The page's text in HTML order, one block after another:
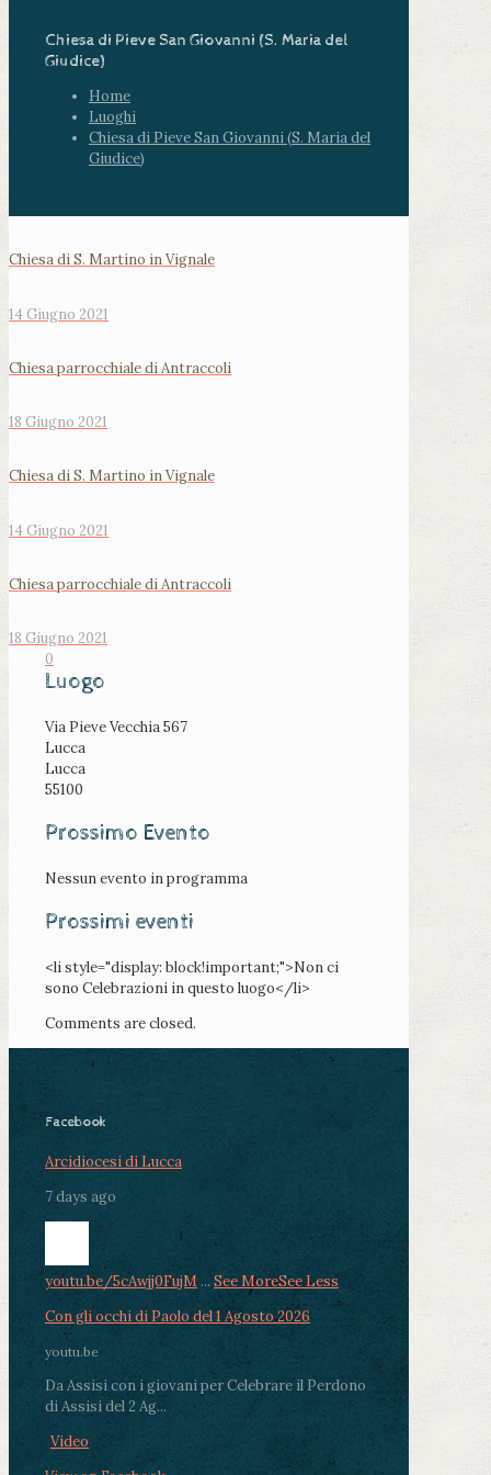
Chiesa di Pieve San Giovanni (S. Maria del
Giudice)
Home
Luoghi
Chiesa di Pieve San Giovanni (S. Maria del
Giudice)
Chiesa di S. Martino in Vignale
14 Giugno 2021
Chiesa parrocchiale di Antraccoli
18 Giugno 2021
Chiesa di S. Martino in Vignale
14 Giugno 2021
Chiesa parrocchiale di Antraccoli
18 Giugno 2021
0
Luogo
Via Pieve Vecchia 567
Lucca
Lucca
55100
Prossimo Evento
Nessun evento in programma
Prossimi eventi
<li style="display: block!important;">Non ci
sono Celebrazioni in questo luogo</li>
Comments are closed.
Facebook
Arcidiocesi di Lucca
7 days ago
youtu.be/5cAwjj0FujM ... See MoreSee Less
Con gli occhi di Paolo del 1 Agosto 2026
youtu.be
Da Assisi con i giovani per Celebrare il Perdono
di Assisi del 2 Ag...
Video